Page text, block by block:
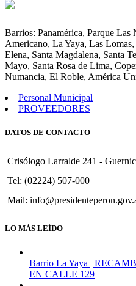
de
Barrios: Panamérica, Parque
Americano, La Yaya, Las
Elena, Santa Magdalena, Santa
Mayo, Santa Rosa de Lima,
Numancia, El Roble, América
Personal Municipal
PROVEEDORES
DATOS DE CONTACTO
Crisólogo Larralde 241 -
Tel: (02224) 507-000
Mail:
LO MÁS LEÍDO
Barrio La Yaya |
EN CALLE 129